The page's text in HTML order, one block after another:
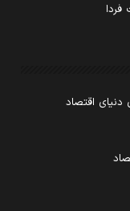
فردا
اقتصاد